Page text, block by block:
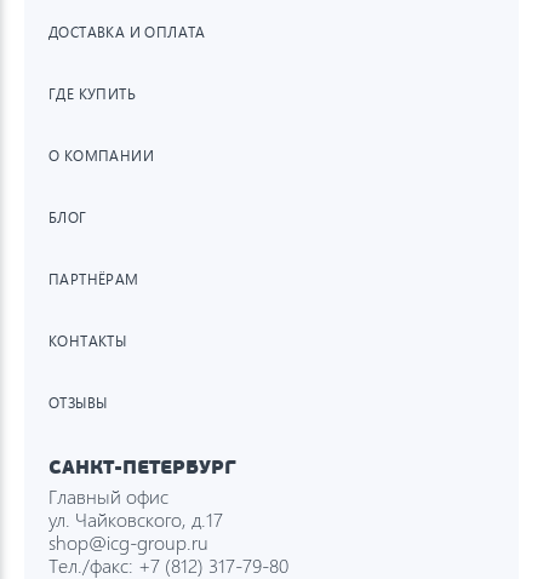
ДОСТАВКА И ОПЛАТА
ГДЕ КУПИТЬ
О КОМПАНИИ
БЛОГ
ПАРТНЁРАМ
КОНТАКТЫ
ОТЗЫВЫ
САНКТ-ПЕТЕРБУРГ
Главный офис
ул. Чайковского, д.17
shop@icg-group.ru
Тел./факс: +7 (812) 317-79-80